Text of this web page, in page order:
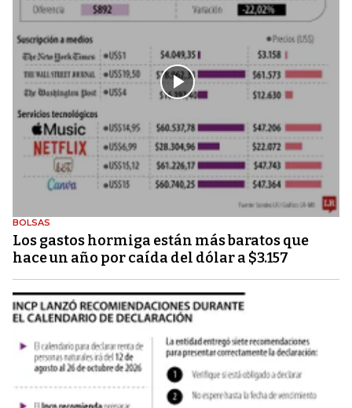
BOLSAS
Los gastos hormiga están más baratos que
hace un año por caída del dólar a $3.157